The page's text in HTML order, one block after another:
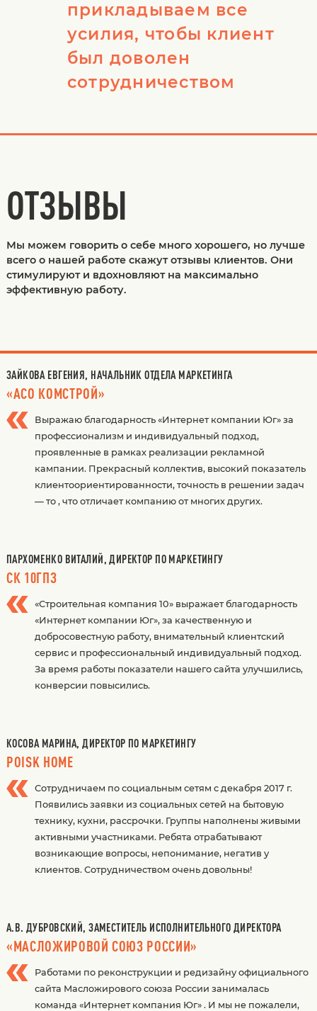
прикладываем все
усилия, чтобы клиент
был доволен
сотрудничеством
ОТЗЫВЫ
Мы можем говорить о себе много хорошего, но лучше
всего о нашей работе скажут отзывы клиентов. Они
стимулируют и вдохновляют на максимально
эффективную работу.
ЗАЙКОВА ЕВГЕНИЯ, НАЧАЛЬНИК ОТДЕЛА МАРКЕТИНГА
«АСО КОМСТРОЙ»
Выражаю благодарность «Интернет компании Юг» за
профессионализм и индивидуальный подход,
проявленные в рамках реализации рекламной
кампании. Прекрасный коллектив, высокий показатель
клиентоориентированности, точность в решении задач
— то , что отличает компанию от многих других.
ПАРХОМЕНКО ВИТАЛИЙ, ДИРЕКТОР ПО МАРКЕТИНГУ
СК 10ГПЗ
«Строительная компания 10» выражает благодарность
«Интернет компании Юг», за качественную и
добросовестную работу, внимательный клиентский
сервис и профессиональный индивидуальный подход.
За время работы показатели нашего сайта улучшились,
конверсии повысились.
КОСОВА МАРИНА, ДИРЕКТОР ПО МАРКЕТИНГУ
POISK HOME
Сотрудничаем по социальным сетям с декабря 2017 г.
Появились заявки из социальных сетей на бытовую
технику, кухни, рассрочки. Группы наполнены живыми
активными участниками. Ребята отрабатывают
возникающие вопросы, непонимание, негатив у
клиентов. Сотрудничеством очень довольны!
А.В. ДУБРОВСКИЙ, ЗАМЕСТИТЕЛЬ ИСПОЛНИТЕЛЬНОГО ДИРЕКТОРА
«МАСЛОЖИРОВОЙ СОЮЗ РОССИИ»
Работами по реконструкции и редизайну официального
сайта Масложирового союза России занималась
команда «Интернет компания Юг» . И мы не пожалели,